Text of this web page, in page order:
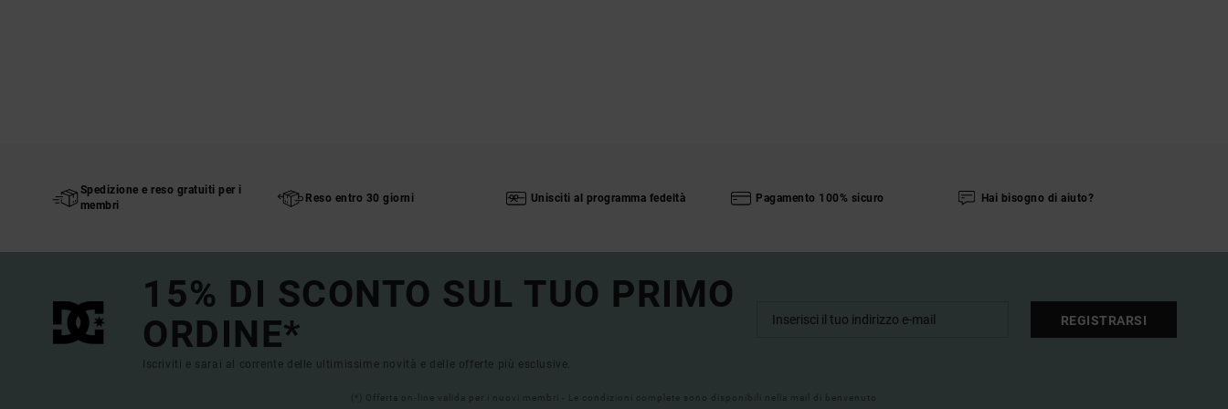
Spedizione e reso gratuiti per i
membri
Reso entro 30 giorni Unisciti al programma fedeltà Pagamento 100% sicuro Hai bisogno di aiuto?
15% DI SCONTO SUL TUO PRIMO
ORDINE*
Iscriviti e sarai al corrente delle ultimissime novità e delle offerte più esclusive.
REGISTRARSI
(*) Offerta on-line valida per i nuovi membri - Le condizioni complete sono disponibili nella mail di benvenuto